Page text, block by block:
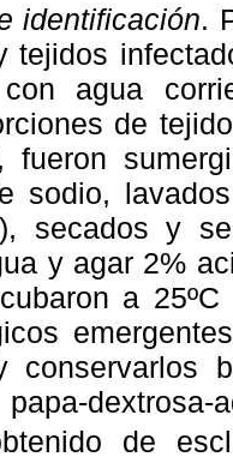
identificación.
tejidos
agua
de
fueron
sodio,
secados y
y agar 2%
a
conservarlos
de